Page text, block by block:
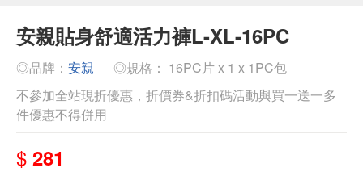
安親貼身舒適活力褲L-XL-16PC
◎品牌： 安親
◎規格： 16PC片 x 1 x 1PC包
不參加全站現折優惠，折價券&折扣碼活動與買一送一多
件優惠不得併用
$ 281